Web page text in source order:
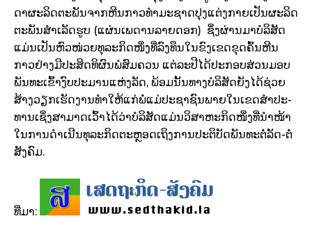
ດາຜະ­ລິດຕະພັນຈາກຫີນກາວທຳມະຊາດປຸງແຕ່ງກາຍ­ເປັນຜະ­ລິດ
ຕະພັນສຳ­ເລັດຮູບ (ແຜ່ນເພ­ດານລາຍດອກ) ຊຶ່ງຜ່ານມາບໍ­ລິ­ສັດ
ແມ່ນເປັນຫົວ­ໜ່ວຍທຸ­ລະກິດໜຶ່ງທີ່ລົງ­ທຶນໃນຂົງ­ເຂດຂຸດຄົ້ນຫີນ
ກາວຢ່າງມີປະສິດ­ທິຜົນພໍສົມ­ຄວນ ແຕ່ລະປີໄດ້ປະ­ກອບ­ສ່ວນມອບ
ພັນ­ທະເຂົ້າງົບ­ປະ­ມານແຫ່ງລັດ, ພ້ອມນັ້ນທາງບໍ­ລິ­ສັດຍັງໄດ້ຊ່ວຍ
ສ້າງວຽກເຮັດງານທຳໃຫ້ແກ່ພໍ່ແມ່ປະ­ຊາ­ຊົນພາຍໃນເຂດສຳປະ­
ທານເຊິ່ງສາ­ມາດເວົ້າໄດ້ວ່າບໍລິສັດແມ່ນວິສາຫະກິດໜຶ່ງທີ່ນຳໜ້າ
ໃນການດຳ­ເນີນທຸ­ລະກິດຕະ­ຫຼອດເຖິງການປະ­ຕິ­ບັດພັນ­ທະຕໍ່ລັດ-ຕໍ່
ສັງ­ຄົມ.
ທີ່ມາ: